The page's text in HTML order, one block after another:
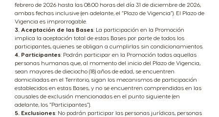
febrero de 2026 hasta las 08:00 horas del día 31 de diciembre de 2026,
ambas fechas inclusive (en adelante, el “Plazo de Vigencia”). El Plazo de
Vigencia es improrrogable.
3. Aceptación de las Bases: La participación en la Promoción
implica la aceptación total de estas Bases por parte de todos los
participantes, quienes se obligan a cumplirlas sin condicionamientos.
4. Participantes: Podrán participar en la Promoción todas aquellas
personas humanas que, al momento del inicio del Plazo de Vigencia,
sean mayores de dieciocho (18) años de edad, se encuentren
domiciliadas en el Territorio, sigan los mecanismos de participación
establecidos en estas Bases, y no se encuentren comprendidas en las
causales de exclusión mencionadas en el punto siguiente (en
adelante, los “Participantes”).
5. Exclusiones: No podrán participar las personas jurídicas, personas